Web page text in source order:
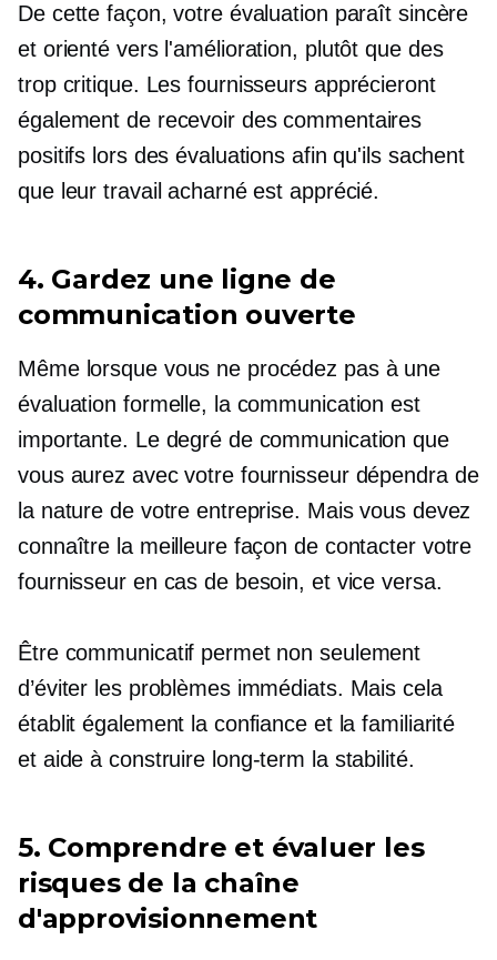
De cette façon, votre évaluation paraît sincère
et orienté vers l'amélioration, plutôt que des
trop critique. Les fournisseurs apprécieront
également de recevoir des commentaires
positifs lors des évaluations afin qu'ils sachent
que leur travail acharné est apprécié.
4. Gardez une ligne de
communication ouverte
Même lorsque vous ne procédez pas à une
évaluation formelle, la communication est
importante. Le degré de communication que
vous aurez avec votre fournisseur dépendra de
la nature de votre entreprise. Mais vous devez
connaître la meilleure façon de contacter votre
fournisseur en cas de besoin, et vice versa.
Être communicatif permet non seulement
d’éviter les problèmes immédiats. Mais cela
établit également la confiance et la familiarité
et aide à construire long-term la stabilité.
5. Comprendre et évaluer les
risques de la chaîne
d'approvisionnement